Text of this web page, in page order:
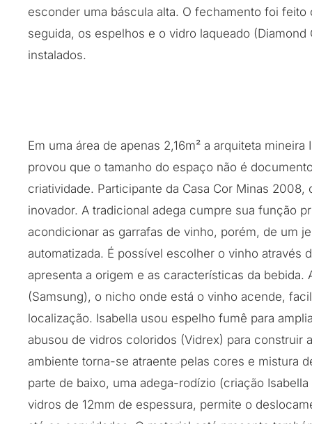
esconder uma báscula alta. O fechamento foi feito
seguida, os espelhos e o vidro laqueado (Diamond
instalados.
Em uma área de apenas 2,16m² a arquiteta mineira
provou que o tamanho do espaço não é
criatividade. Participante da Casa Cor Minas 2008,
inovador. A tradicional adega cumpre sua função
acondicionar as garrafas de vinho, porém, de um
automatizada. É possível escolher o vinho através
apresenta a origem e as características da bebida.
(Samsung), o nicho onde está o vinho acende,
localização. Isabella usou espelho fumê para
abusou de vidros coloridos (Vidrex) para construir
ambiente torna-se atraente pelas cores e mistura
parte de baixo, uma adega-rodízio (criação
vidros de 12mm de espessura, permite o